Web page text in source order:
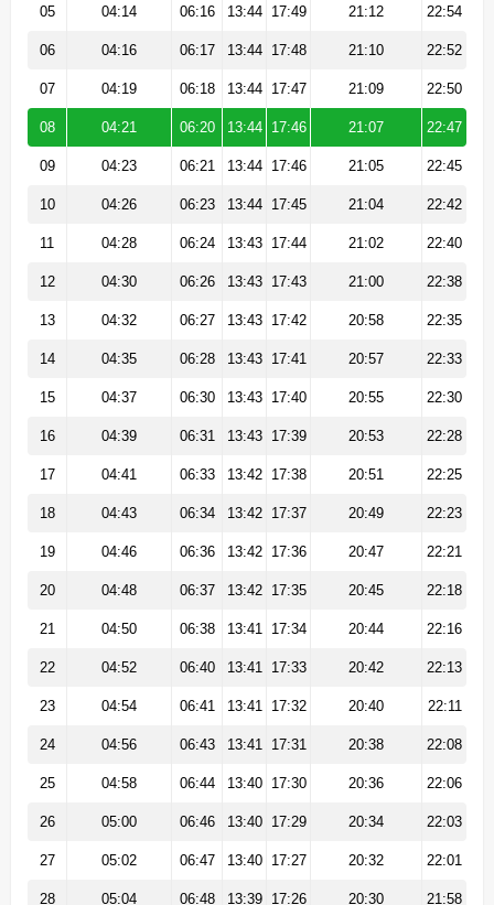
05 04:14 06:16 13:44 17:49 21:12 22:54
06 04:16 06:17 13:44 17:48 21:10 22:52
07 04:19 06:18 13:44 17:47 21:09 22:50
08 04:21 06:20 13:44 17:46 21:07 22:47
09 04:23 06:21 13:44 17:46 21:05 22:45
10 04:26 06:23 13:44 17:45 21:04 22:42
11 04:28 06:24 13:43 17:44 21:02 22:40
12 04:30 06:26 13:43 17:43 21:00 22:38
13 04:32 06:27 13:43 17:42 20:58 22:35
14 04:35 06:28 13:43 17:41 20:57 22:33
15 04:37 06:30 13:43 17:40 20:55 22:30
16 04:39 06:31 13:43 17:39 20:53 22:28
17 04:41 06:33 13:42 17:38 20:51 22:25
18 04:43 06:34 13:42 17:37 20:49 22:23
19 04:46 06:36 13:42 17:36 20:47 22:21
20 04:48 06:37 13:42 17:35 20:45 22:18
21 04:50 06:38 13:41 17:34 20:44 22:16
22 04:52 06:40 13:41 17:33 20:42 22:13
23 04:54 06:41 13:41 17:32 20:40 22:11
24 04:56 06:43 13:41 17:31 20:38 22:08
25 04:58 06:44 13:40 17:30 20:36 22:06
26 05:00 06:46 13:40 17:29 20:34 22:03
27 05:02 06:47 13:40 17:27 20:32 22:01
28 05:04 06:48 13:39 17:26 20:30 21:58